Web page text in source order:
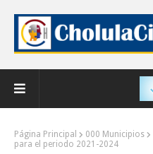
Página Principal 000 Municipios
para el periodo 2021-2024